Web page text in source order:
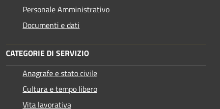
Personale Amministrativo
Documenti e dati
CATEGORIE DI SERVIZIO
Anagrafe e stato civile
Cultura e tempo libero
Vita lavorativa